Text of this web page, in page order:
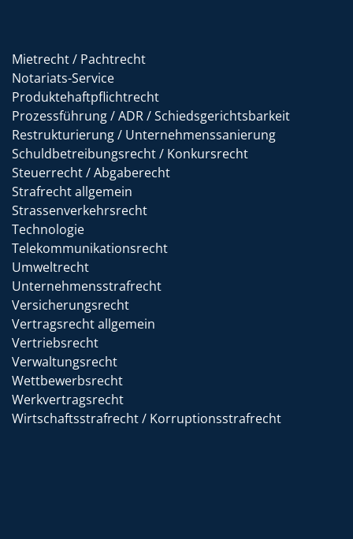
Mietrecht / Pachtrecht
Notariats-Service
Produktehaftpflichtrecht
Prozessführung / ADR / Schiedsgerichtsbarkeit
Restrukturierung / Unternehmenssanierung
Schuldbetreibungsrecht / Konkursrecht
Steuerrecht / Abgaberecht
Strafrecht allgemein
Strassenverkehrsrecht
Technologie
Telekommunikationsrecht
Umweltrecht
Unternehmensstrafrecht
Versicherungsrecht
Vertragsrecht allgemein
Vertriebsrecht
Verwaltungsrecht
Wettbewerbsrecht
Werkvertragsrecht
Wirtschaftsstrafrecht / Korruptionsstrafrecht